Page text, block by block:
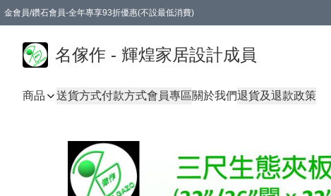
金會員/鑽石會員-全年專享93折優惠(不設最低消費)
名傢作 - 輝煌家居設計成員
商品 送貨方式付款方式會員專區關於我們退貨及退款政策